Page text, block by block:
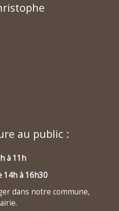
au public :
à 11h
14h à 16h30
dans notre commune,